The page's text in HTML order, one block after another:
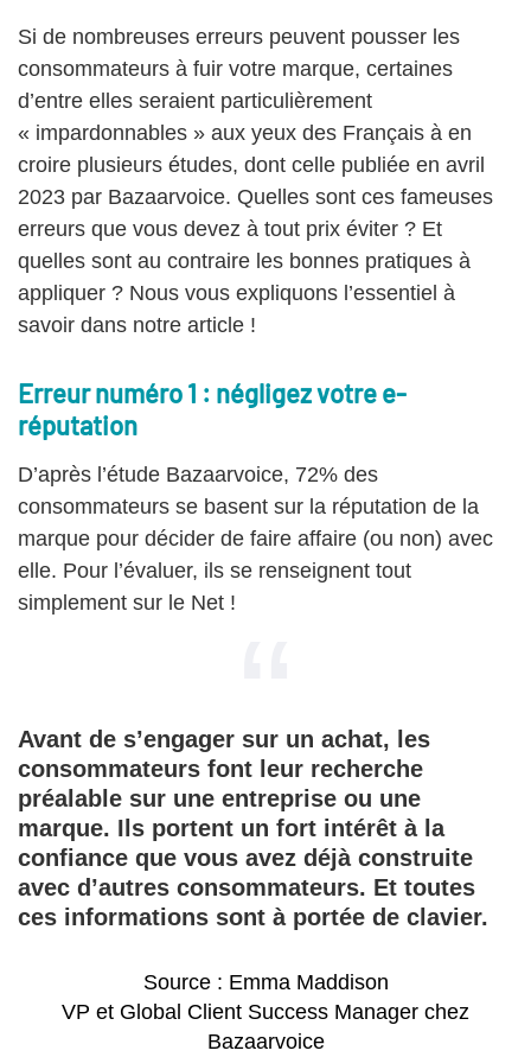
Si de nombreuses erreurs peuvent pousser les
consommateurs à fuir votre marque, certaines
d’entre elles seraient particulièrement
« impardonnables » aux yeux des Français à en
croire plusieurs études, dont celle publiée en avril
2023 par Bazaarvoice. Quelles sont ces fameuses
erreurs que vous devez à tout prix éviter ? Et
quelles sont au contraire les bonnes pratiques à
appliquer ? Nous vous expliquons l’essentiel à
savoir dans notre article !
Erreur numéro 1 : négligez votre e-
réputation
D’après l’étude Bazaarvoice, 72% des
consommateurs se basent sur la réputation de la
marque pour décider de faire affaire (ou non) avec
elle. Pour l’évaluer, ils se renseignent tout
simplement sur le Net !
Avant de s’engager sur un achat, les
consommateurs font leur recherche
préalable sur une entreprise ou une
marque. Ils portent un fort intérêt à la
confiance que vous avez déjà construite
avec d’autres consommateurs. Et toutes
ces informations sont à portée de clavier.
Source : Emma Maddison
VP et Global Client Success Manager chez
Bazaarvoice